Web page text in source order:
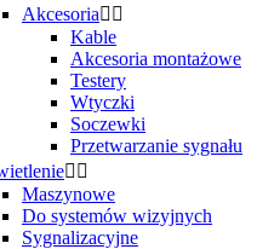
Akcesoria 
Kable
Akcesoria montażowe
Testery
Wtyczki
Soczewki
Przetwarzanie sygnału
 
Maszynowe
Do systemów wizyjnych
Sygnalizacyjne